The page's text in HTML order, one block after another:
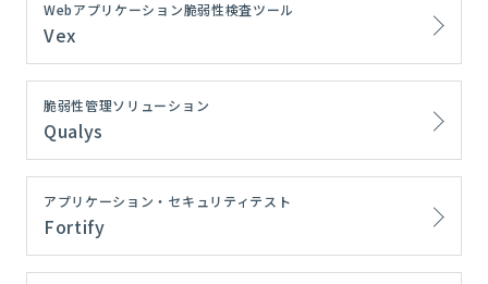
Webアプリケーション脆弱性検査ツール
Vex
脆弱性管理ソリューション
Qualys
アプリケーション・セキュリティテスト
Fortify